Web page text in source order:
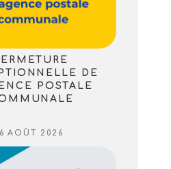
DE
POSTALE
PUBLIÉ
6 AOÛT 2026